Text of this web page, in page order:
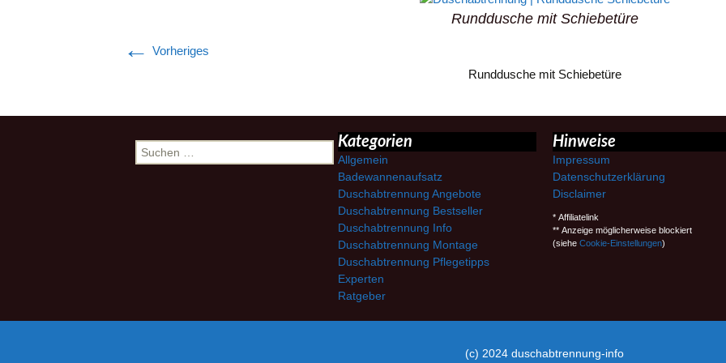
← Vorheriges
Runddusche mit Schiebetüre
Runddusche mit Schiebetüre
Suchen
nach:
Kategorien
Allgemein
Badewannenaufsatz
Duschabtrennung Angebote
Duschabtrennung Bestseller
Duschabtrennung Info
Duschabtrennung Montage
Duschabtrennung Pflegetipps
Experten
Ratgeber
Hinweise
Impressum
Datenschutzerklärung
Disclaimer
* Affiliatelink
** Anzeige möglicherweise blockiert
(siehe Cookie-Einstellungen)
(c) 2024 duschabtrennung-info